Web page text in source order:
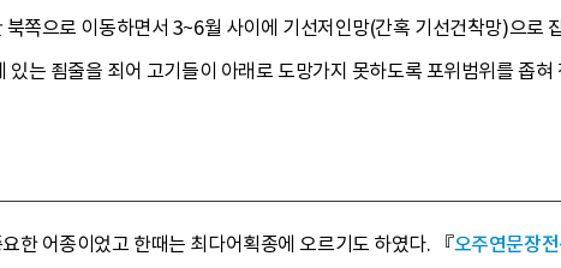
쪽으로 이동하면서 3~6월 사이에 기선저인망(간혹 기선건착망)으로
있는 죔줄을 죄어 고기들이 아래로 도망가지 못하도록 포위범위를 좁혀
한 어종이었고 한때는 최다어획종에 오르기도 하였다. 『오주연문장